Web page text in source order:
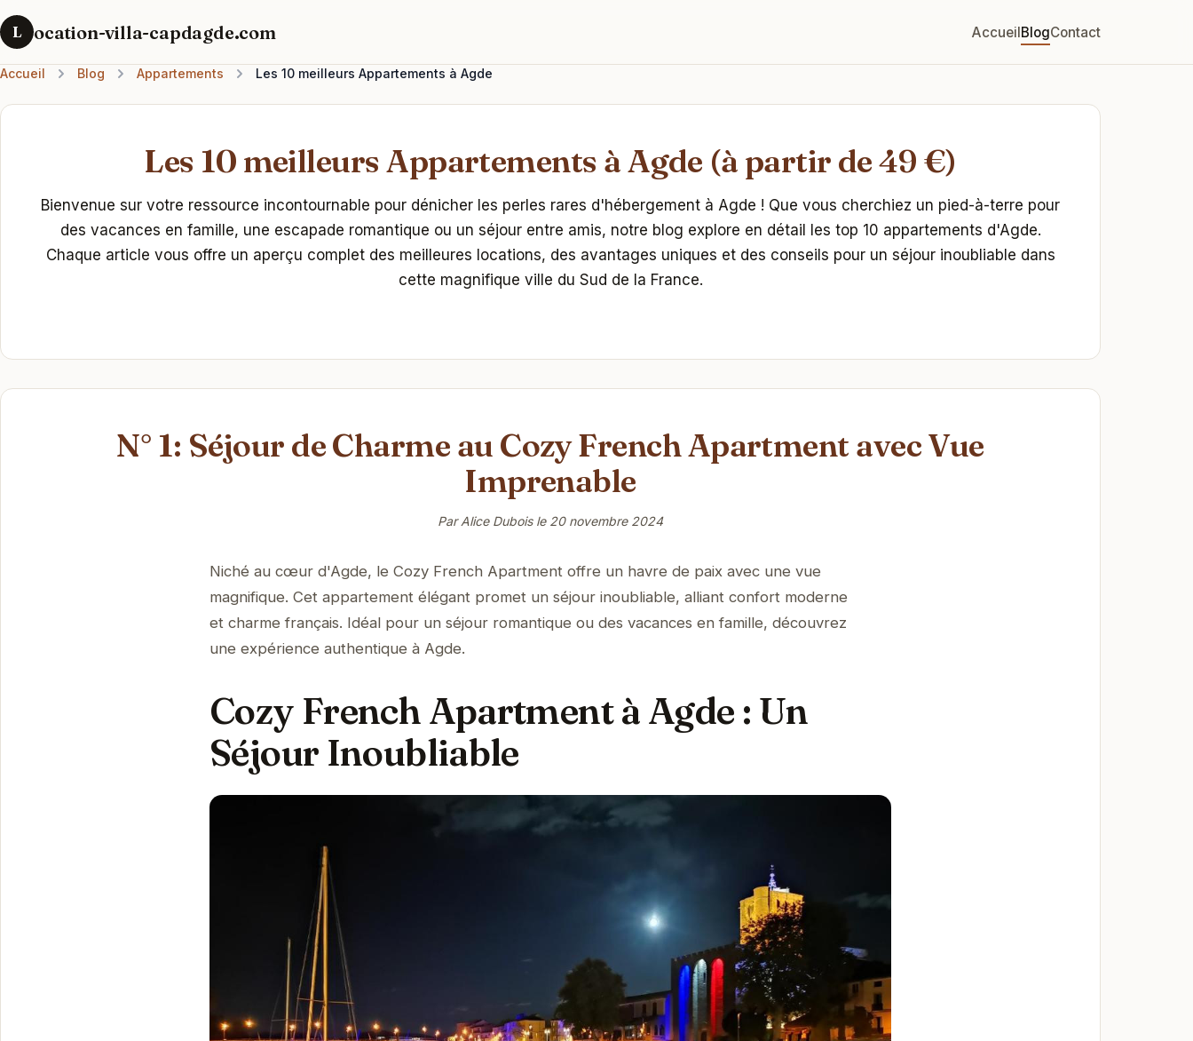
L ocation-villa-capdagde.com AccueilBlogContact
Accueil Blog Appartements Les 10 meilleurs Appartements à Agde
Les 10 meilleurs Appartements à Agde (à partir de 49 €)
Bienvenue sur votre ressource incontournable pour dénicher les perles rares d'hébergement à Agde ! Que vous cherchiez un pied-à-terre pour
des vacances en famille, une escapade romantique ou un séjour entre amis, notre blog explore en détail les top 10 appartements d'Agde.
Chaque article vous offre un aperçu complet des meilleures locations, des avantages uniques et des conseils pour un séjour inoubliable dans
cette magnifique ville du Sud de la France.
N° 1: Séjour de Charme au Cozy French Apartment avec Vue
Imprenable
Par Alice Dubois le 20 novembre 2024
Niché au cœur d'Agde, le Cozy French Apartment offre un havre de paix avec une vue
magnifique. Cet appartement élégant promet un séjour inoubliable, alliant confort moderne
et charme français. Idéal pour un séjour romantique ou des vacances en famille, découvrez
une expérience authentique à Agde.
Cozy French Apartment à Agde : Un
Séjour Inoubliable